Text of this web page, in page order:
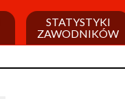
STATYSTYKI
ZAWODNIKÓW